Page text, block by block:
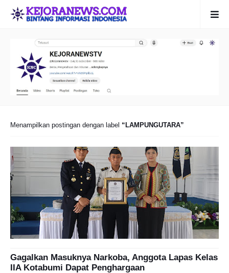
Menampilkan postingan dengan label LAMPUNGUTARA
Gagalkan Masuknya Narkoba, Anggota Lapas Kelas
IIA Kotabumi Dapat Penghargaan